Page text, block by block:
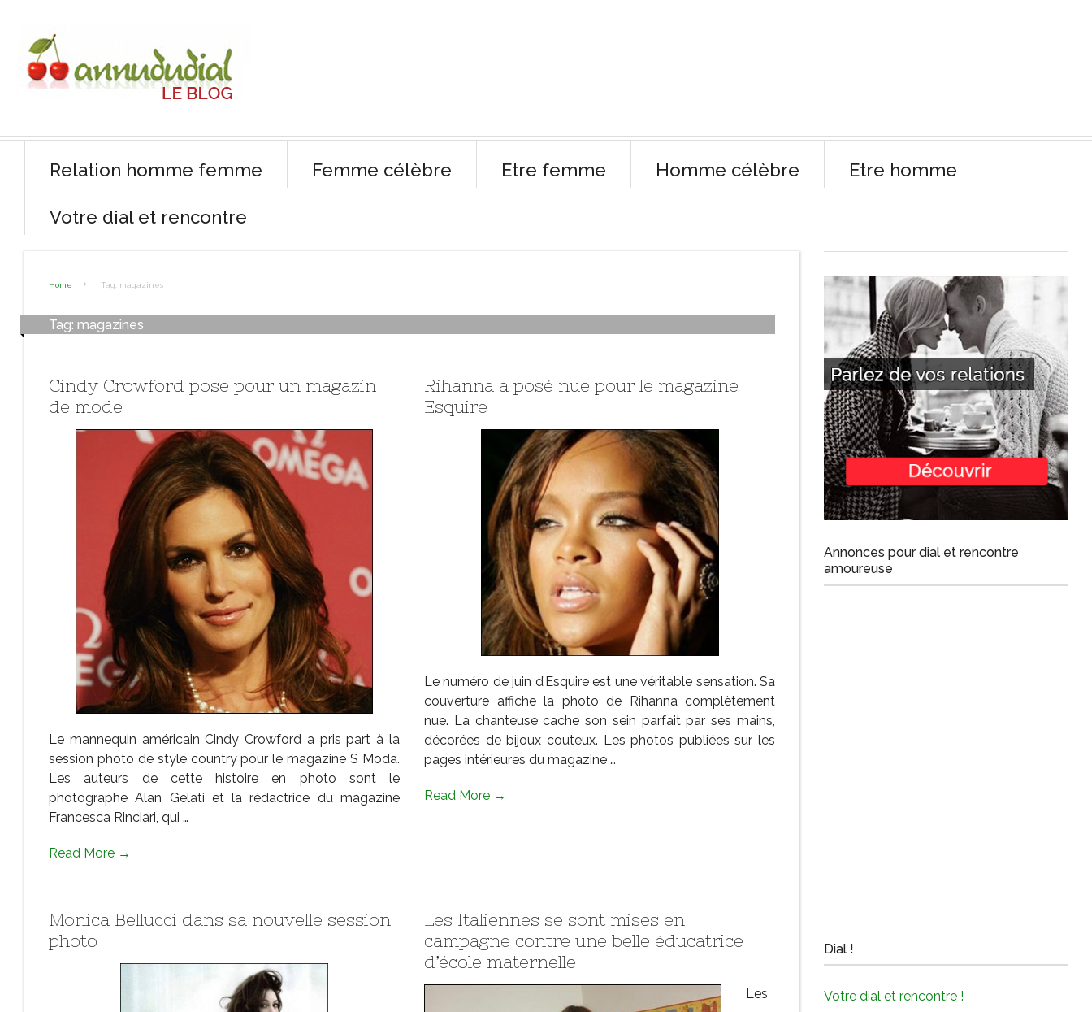
Relation homme femme Femme célèbre Etre femme Homme célèbre Etre homme
Votre dial et rencontre
Home Tag: magazines
Tag: magazines
Cindy Crowford pose pour un magazin
de mode
Le mannequin américain Cindy Crowford a pris part à la
session photo de style country pour le magazine S Moda.
Les auteurs de cette histoire en photo sont le
photographe Alan Gelati et la rédactrice du magazine
Francesca Rinciari, qui …
Read More →
Rihanna a posé nue pour le magazine
Esquire
Le numéro de juin d’Esquire est une véritable sensation. Sa
couverture affiche la photo de Rihanna complètement
nue. La chanteuse cache son sein parfait par ses mains,
décorées de bijoux couteux. Les photos publiées sur les
pages intérieures du magazine …
Read More →
Monica Bellucci dans sa nouvelle session
photo
Les Italiennes se sont mises en
campagne contre une belle éducatrice
d’école maternelle
Les
Annonces pour dial et rencontre
amoureuse
Dial !
Votre dial et rencontre !